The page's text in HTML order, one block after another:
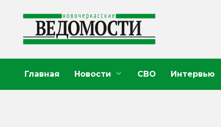
содержанию
Главная Новости СВО Интервью